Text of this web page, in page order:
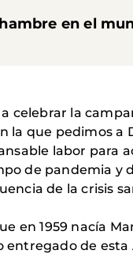
en el
celebrar la
la que pedimos a
labor para
de pandemia y
de la crisis
en 1959 nacía
entregado de